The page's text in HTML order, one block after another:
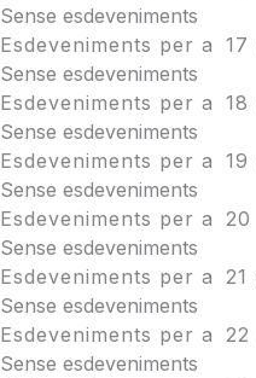
Sense esdeveniments
Esdeveniments per a 17
Sense esdeveniments
Esdeveniments per a 18
Sense esdeveniments
Esdeveniments per a 19
Sense esdeveniments
Esdeveniments per a
20
Sense esdeveniments
Esdeveniments per a
21
Sense esdeveniments
Esdeveniments per a
22
Sense esdeveniments